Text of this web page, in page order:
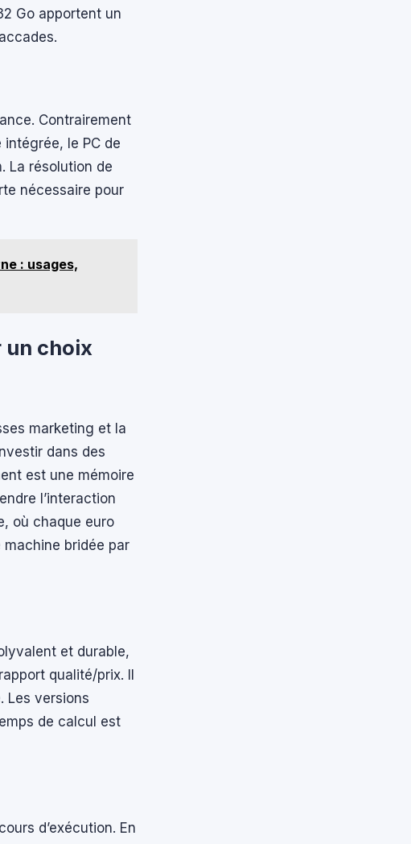
Go apportent un
Contrairement
le PC de
La résolution de
nécessaire pour
: usages,
un choix
marketing et la
dans des
est une mémoire
l’interaction
où chaque euro
machine bridée par
et durable,
qualité/prix. Il
Les versions
de calcul est
d’exécution. En